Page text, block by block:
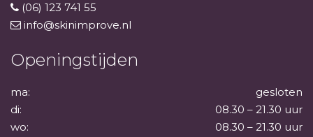
(06) 123 741 55
info@skinimprove.nl
Openingstijden
ma:
gesloten
di:
08.30 – 21.30 uur
wo:
08.30 – 21.30 uur